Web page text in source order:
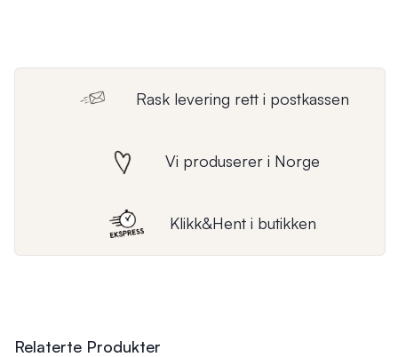
Rask levering rett i postkassen
Vi produserer i Norge
Klikk&Hent i butikken
Relaterte Produkter